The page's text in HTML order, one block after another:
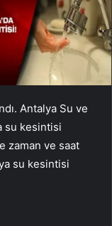
Antalya Su ve
su kesintisi
zaman ve saat
su kesintisi